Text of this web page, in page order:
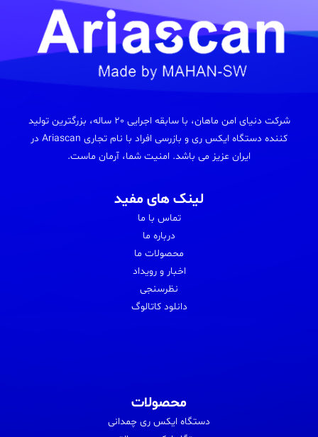
شرکت دنیای امن ماهان، با سابقه اجرایی 20 ساله، بزرگترین تولید
کننده دستگاه ایکس ری و بازرسی افراد با نام تجاری Ariascan در
ایران عزیز می باشد. امنیت شما، آرمان ماست.
لینک های مفید
تماس با ما
درباره ما
محصولات ما
اخبار و رویداد
نظرسنجی
دانلود کاتالوگ
محصولات
دستگاه ایکس ری چمدانی